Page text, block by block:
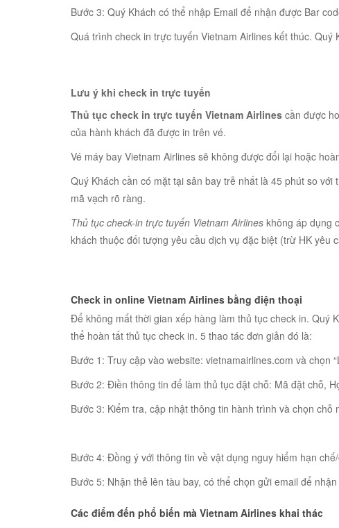
Bước 3: Quý Khách có thể nhập Email để nhận được Bar
Quá trình check in trực tuyến Vietnam Airlines kết thúc. Quý
Lưu ý khi check in trực tuyến
Thủ tục check in trực tuyến Vietnam Airlines cần được
của hành khách đã được in trên vé.
Vé máy bay Vietnam Airlines sẽ không được đổi lại hoặc
Quý Khách cần có mặt tại sân bay trễ nhất là 45 phút so
mã vạch rõ ràng.
Thủ tục check-in trực tuyến Vietnam Airlines không áp dụng
khách thuộc đối tượng yêu cầu dịch vụ đặc biệt (trừ HK yêu
Check in online Vietnam Airlines bằng điện thoại
Để không mất thời gian xếp hàng làm thủ tục check in. Quý
thể hoàn tất thủ tục check in. 5 thao tác đơn giản đó là:
Bước 1: Truy cập vào website: vietnamairlines.com và chọn
Bước 2: Điền thông tin để làm thủ tục đặt chỗ: Mã đặt chỗ,
Bước 3: Kiểm tra, cập nhật thông tin hành trình và chọn chỗ
Bước 4: Đồng ý với thông tin về vật dụng nguy hiểm hạn
Bước 5: Nhận thẻ lên tàu bay, có thể chọn gửi email để
Các điểm đến phổ biến mà Vietnam Airlines khai thác